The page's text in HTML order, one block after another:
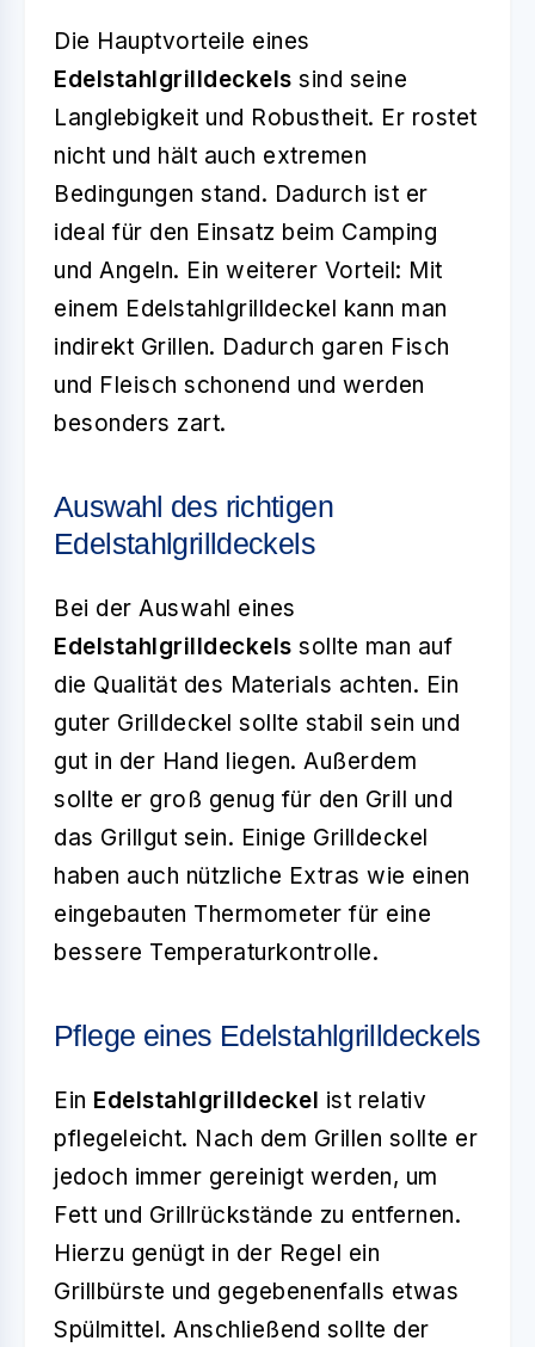
Die Hauptvorteile eines
Edelstahlgrilldeckels sind seine
Langlebigkeit und Robustheit. Er rostet
nicht und hält auch extremen
Bedingungen stand. Dadurch ist er
ideal für den Einsatz beim Camping
und Angeln. Ein weiterer Vorteil: Mit
einem Edelstahlgrilldeckel kann man
indirekt Grillen. Dadurch garen Fisch
und Fleisch schonend und werden
besonders zart.
Auswahl des richtigen
Edelstahlgrilldeckels
Bei der Auswahl eines
Edelstahlgrilldeckels sollte man auf
die Qualität des Materials achten. Ein
guter Grilldeckel sollte stabil sein und
gut in der Hand liegen. Außerdem
sollte er groß genug für den Grill und
das Grillgut sein. Einige Grilldeckel
haben auch nützliche Extras wie einen
eingebauten Thermometer für eine
bessere Temperaturkontrolle.
Pflege eines Edelstahlgrilldeckels
Ein Edelstahlgrilldeckel ist relativ
pflegeleicht. Nach dem Grillen sollte er
jedoch immer gereinigt werden, um
Fett und Grillrückstände zu entfernen.
Hierzu genügt in der Regel ein
Grillbürste und gegebenenfalls etwas
Spülmittel. Anschließend sollte der